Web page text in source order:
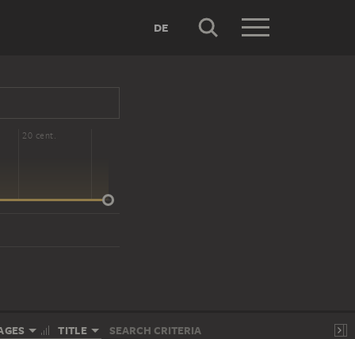
DE
20 cent.
TITLE SEARCH CRITERIA